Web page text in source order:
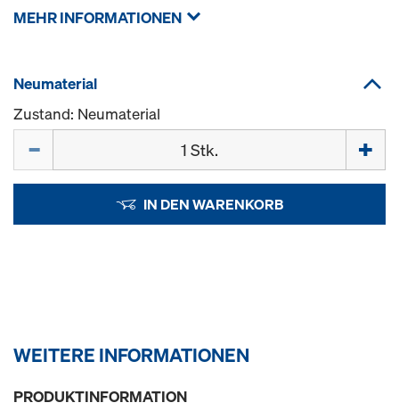
MEHR INFORMATIONEN
Neumaterial
Zustand: Neumaterial
IN DEN WARENKORB
WEITERE INFORMATIONEN
PRODUKTINFORMATION